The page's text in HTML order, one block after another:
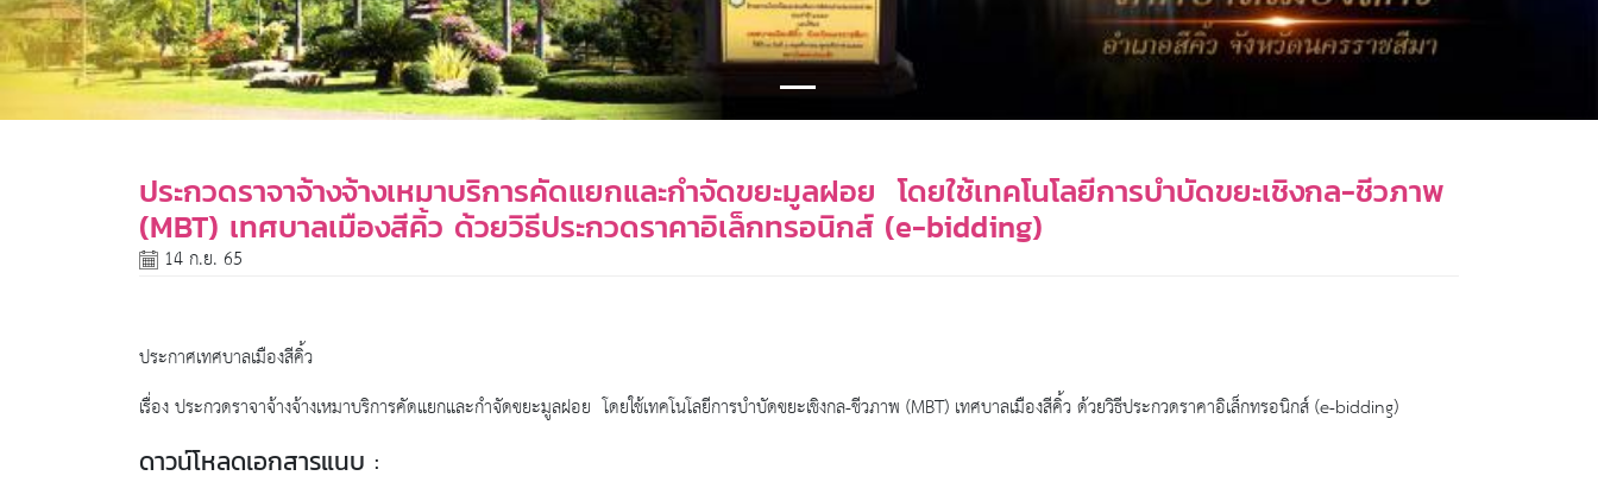
ประกวดราจาจ้างจ้างเหมาบริการคัดแยกและกำจัดขยะมูลฝอย โดยใช้เทคโนโลยีการบำบัดขยะเชิงกล-ชีวภาพ
(MBT) เทศบาลเมืองสีคิ้ว ด้วยวิธีประกวดราคาอิเล็กทรอนิกส์ (e-bidding)
14 ก.ย. 65
ประกาศเทศบาลเมืองสีคิ้ว
เรื่อง ประกวดราจาจ้างจ้างเหมาบริการคัดแยกและกำจัดขยะมูลฝอย โดยใช้เทคโนโลยีการบำบัดขยะเชิงกล-ชีวภาพ (MBT) เทศบาลเมืองสีคิ้ว ด้วยวิธีประกวดราคาอิเล็กทรอนิกส์ (e-bidding)
ดาวน์โหลดเอกสารแนบ :